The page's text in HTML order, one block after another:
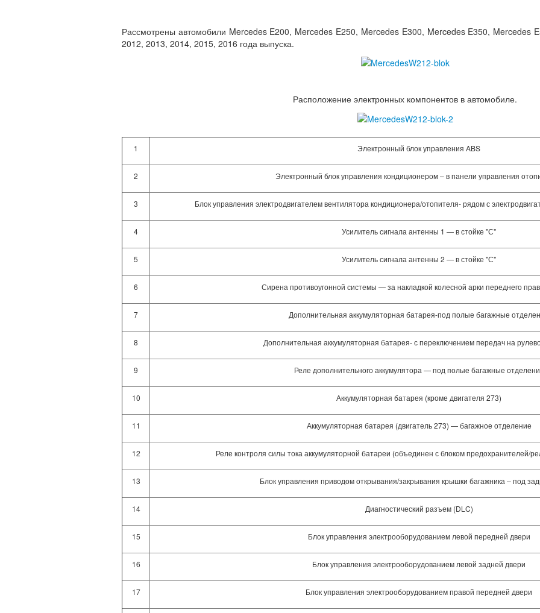
Рассмотрены автомобили Mercedes E200, Mercedes E250, Mercedes E300, Mercedes E350, Mercedes
2012, 2013, 2014, 2015, 2016 года выпуска.
Расположение электронных компонентов в автомобиле.
1 Электронный блок управления ABS
2 Электронный блок управления кондиционером – в панели управления
3 Блок управления электродвигателем вентилятора кондиционера/отопителя- рядом с
4 Усилитель сигнала антенны 1 — в стойке "С"
5 Усилитель сигнала антенны 2 — в стойке "С"
6 Сирена противоугонной системы — за накладкой колесной арки переднего
7 Дополнительная аккумуляторная батарея-под полые багажные
8 Дополнительная аккумуляторная батарея- с переключением передач на
9 Реле дополнительного аккумулятора — под полые багажные
10 Аккумуляторная батарея (кроме двигателя 273)
11 Аккумуляторная батарея (двигатель 273) — багажное отделение
12 Реле контроля силы тока аккумуляторной батареи (объединен с блоком предохранителей/
13 Блок управления приводом открывания/закрывания крышки багажника – под
14 Диагностический разъем (DLC)
15 Блок управления электрооборудованием левой передней двери
16 Блок управления электрооборудованием левой задней двери
17 Блок управления электрооборудованием правой передней двери